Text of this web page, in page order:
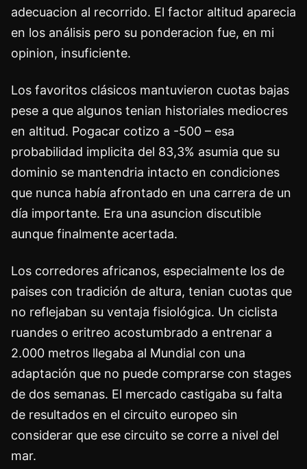
adecuacion al recorrido. El factor altitud aparecia
en los análisis pero su ponderacion fue, en mi
opinion, insuficiente.
Los favoritos clásicos mantuvieron cuotas bajas
pese a que algunos tenian historiales mediocres
en altitud. Pogacar cotizo a -500 – esa
probabilidad implicita del 83,3% asumia que su
dominio se mantendria intacto en condiciones
que nunca había afrontado en una carrera de un
día importante. Era una asuncion discutible
aunque finalmente acertada.
Los corredores africanos, especialmente los de
paises con tradición de altura, tenian cuotas que
no reflejaban su ventaja fisiológica. Un ciclista
ruandes o eritreo acostumbrado a entrenar a
2.000 metros llegaba al Mundial con una
adaptación que no puede comprarse con stages
de dos semanas. El mercado castigaba su falta
de resultados en el circuito europeo sin
considerar que ese circuito se corre a nivel del
mar.